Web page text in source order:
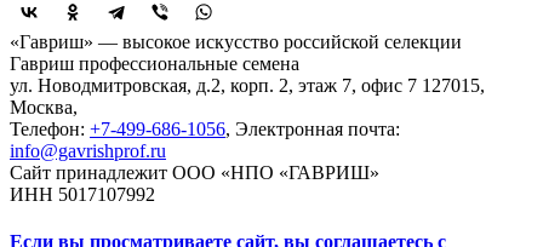
«Гавриш» — высокое искусство российской селекции
Гавриш профессиональные семена
ул. Новодмитровская, д.2, корп. 2, этаж 7, офис 7 127015,
Москва,
Телефон: +7-499-686-1056, Электронная почта:
info@gavrishprof.ru
Сайт принадлежит ООО «НПО «ГАВРИШ»
ИНН 5017107992
Если вы просматриваете сайт, вы соглашаетесь с